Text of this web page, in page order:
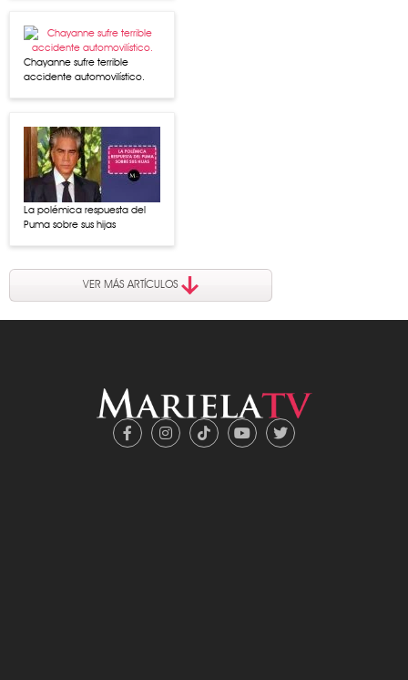
Chayanne sufre terrible
accidente automovilístico.
La polémica respuesta del
Puma sobre sus hijas
VER MÁS ARTÍCULOS